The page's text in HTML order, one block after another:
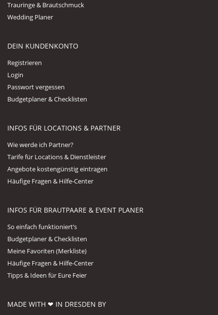
Trauringe & Brautschmuck
Wedding Planer
DEIN KUNDENKONTO
Registrieren
Login
Passwort vergessen
Budgetplaner & Checklisten
INFOS FÜR LOCATIONS & PARTNER
Wie werde ich Partner?
Tarife für Locations & Dienstleister
Angebote kostengünstig eintragen
Häufige Fragen & Hilfe-Center
INFOS FÜR BRAUTPAARE & EVENT PLANER
So einfach funktioniert’s
Budgetplaner & Checklisten
Meine Favoriten (Merkliste)
Häufige Fragen & Hilfe-Center
Tipps & Ideen für Eure Feier
MADE WITH ❤ IN DRESDEN BY